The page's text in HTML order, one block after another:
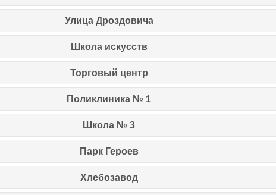
Улица Дроздовича
Школа искусств
Торговый центр
Поликлиника № 1
Школа № 3
Парк Героев
Хлебозавод